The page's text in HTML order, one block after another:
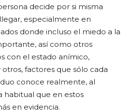
decide por si misma
especialmente en
donde incluso el miedo a la
así como otros
con el estado anímico,
otros, factores que sólo cada
conoce realmente, al
habitual que en estos
en evidencia.